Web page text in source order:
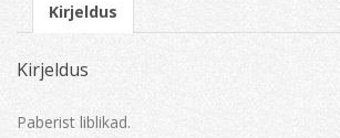
Kirjeldus
Kirjeldus
Paberist liblikad.